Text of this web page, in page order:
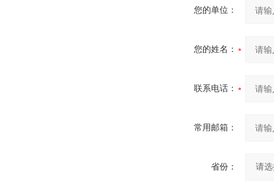
您的单位：
您的姓名：
联系电话：
常用邮箱：
省份：